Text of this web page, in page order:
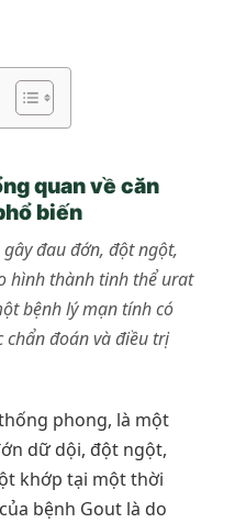
quan về căn
biến
đau đớn, đột ngột,
hình thành tinh thể urat
bệnh lý mạn tính có
chẩn đoán và điều trị
phong, là một
dữ dội, đột ngột,
khớp tại một thời
bệnh Gout là do